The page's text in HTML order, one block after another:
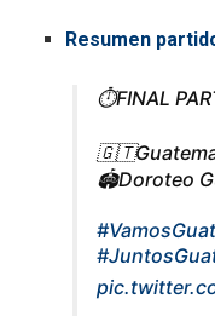
Resumen
⏱️FINAL
🏟️Doroteo